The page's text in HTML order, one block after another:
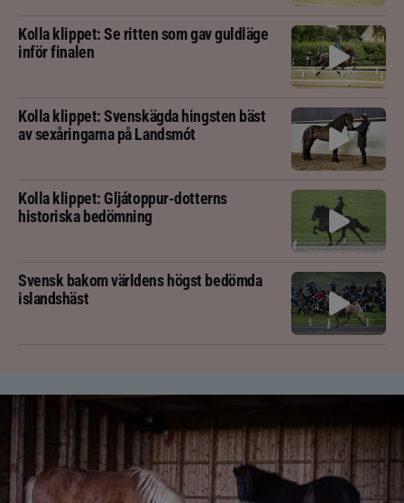
Kolla klippet: Se ritten som gav guldläge
inför finalen
Kolla klippet: Svenskägda hingsten bäst
av sexåringarna på Landsmót
Kolla klippet: Gljátoppur-dotterns
historiska bedömning
Svensk bakom världens högst bedömda
islandshäst